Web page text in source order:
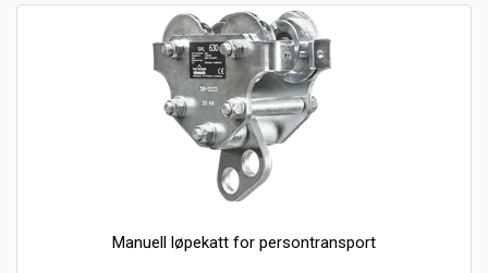
Manuell løpekatt for persontransport